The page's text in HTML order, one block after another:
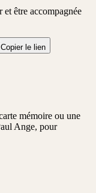
être accompagnée
Copier le lien
mémoire ou une
Ange, pour